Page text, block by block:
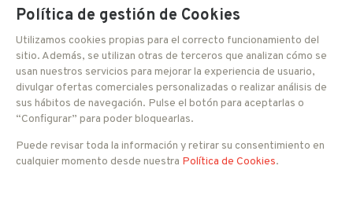
6.594,80 EUR
IVA no incluido
Con impuestos tendría un IVA del 21 %
-
unidades
+ RESERVAR
Política de gestión de Cookies
Utilizamos cookies propias para el correcto funcionamiento del
sitio. Además, se utilizan otras de terceros que analizan cómo se
usan nuestros servicios para mejorar la experiencia de usuario,
divulgar ofertas comerciales personalizadas o realizar análisis de
sus hábitos de navegación. Pulse el botón para aceptarlas o
“Configurar” para poder bloquearlas.
Puede revisar toda la información y retirar su consentimiento en
cualquier momento desde nuestra Política de Cookies.